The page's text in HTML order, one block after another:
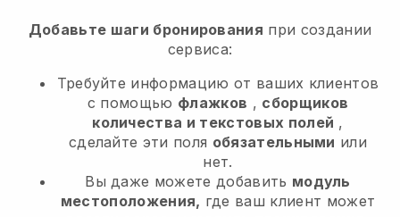
Добавьте шаги бронирования при создании
сервиса:
Требуйте информацию от ваших клиентов
с помощью флажков , сборщиков
количества и текстовых полей ,
сделайте эти поля обязательными или
нет.
Вы даже можете добавить модуль
местоположения, где ваш клиент может